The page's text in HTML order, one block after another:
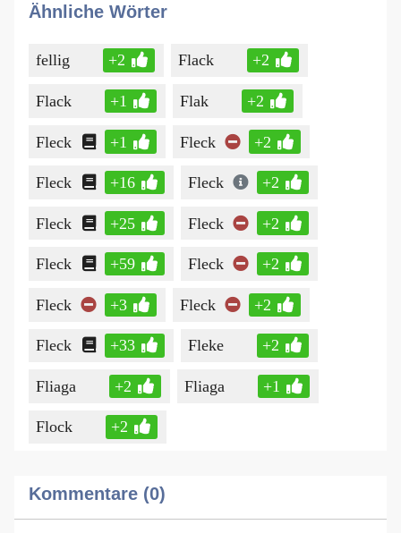
Ähnliche Wörter
fellig +2 Flack +2
Flack +1 Flak +2
Fleck +1 Fleck +2
Fleck +16 Fleck +2
Fleck +25 Fleck +2
Fleck +59 Fleck +2
Fleck +3 Fleck +2
Fleck +33 Fleke +2
Fliaga +2 Fliaga +1
Flock +2
Kommentare (0)